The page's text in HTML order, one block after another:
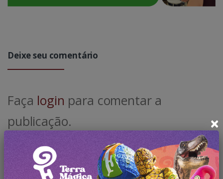
Deixe seu comentário
Faça login para comentar a
publicação.
×